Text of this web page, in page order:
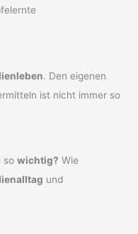
. Den eigenen
ist nicht immer so
sowichtig? Wie
und